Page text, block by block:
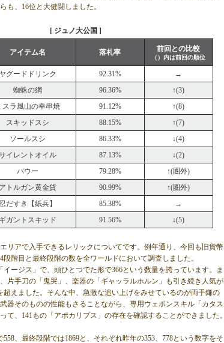
も、16位と大健闘しました。
[ ジュノ大公国 ]
アイテム名 落札率 前回との比較
（）内は前回の順位
ヤグードドリンク 92.31%
→
蜘蛛の網 96.36%
↑(3)
スラ風山の幸串焼 91.12%
↑(8)
スキッドスシ 88.15%
↑(7)
ソールスシ 86.33%
↓(4)
イレントオイル 87.13%
↓(2)
バウー 79.28%
↑(圏外)
アトルガン黄金貨 90.99%
↑(圏外)
だすき【紙兵】 85.38%
→
ギガントスキッド 91.56% ↓(5)
リアで入手できるレリックについてです。例年通り、今回も旧貨幣
階目と最終段階の数を全ワールドにおいて調査しました。
ージス」で、頭ひとつでた形で366という数量を誇っています。ま
片手刀の「鬼哭」、楽器の「ギャッラルホルン」も引き続き人気が
超えました。そんな中、急激な追い上げをみせているのが両手鎌の
器そのものの性能もさることながら、専用ウェポンスキル「カタス
て、141もの「アポカリプス」の存在を確認することができました。
、最終段階では1869と、それぞれ昨年の353、778という数字をそ